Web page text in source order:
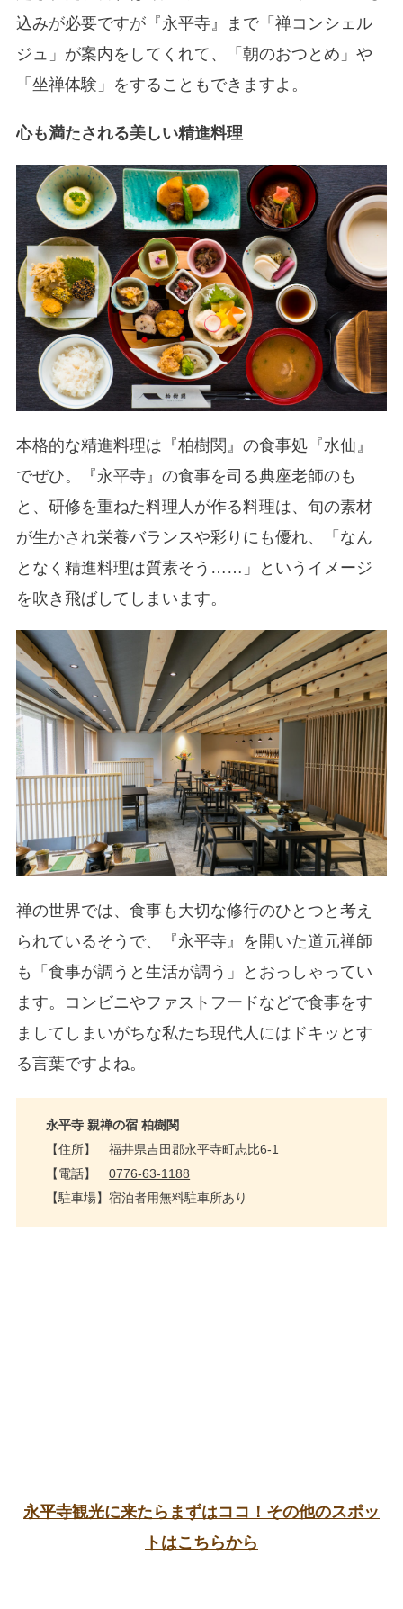
込みが必要ですが『永平寺』まで「禅コンシェル
ジュ」が案内をしてくれて、「朝のおつとめ」や
「坐禅体験」をすることもできますよ。
心も満たされる美しい精進料理
本格的な精進料理は『柏樹関』の食事処『水仙』
でぜひ。『永平寺』の食事を司る典座老師のも
と、研修を重ねた料理人が作る料理は、旬の素材
が生かされ栄養バランスや彩りにも優れ、「なん
となく精進料理は質素そう……」というイメージ
を吹き飛ばしてしまいます。
禅の世界では、食事も大切な修行のひとつと考え
られているそうで、『永平寺』を開いた道元禅師
も「食事が調うと生活が調う」とおっしゃってい
ます。コンビニやファストフードなどで食事をす
ましてしまいがちな私たち現代人にはドキッとす
る言葉ですよね。
永平寺 親禅の宿 柏樹関
【住所】 福井県吉田郡永平寺町志比6-1
【電話】0776-63-1188
【駐車場】宿泊者用無料駐車所あり
永平寺観光に来たらまずはココ！その他のスポッ
トはこちらから